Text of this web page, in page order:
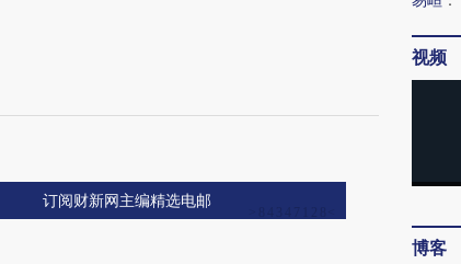
订阅财新网主编精选电邮
视频
博客